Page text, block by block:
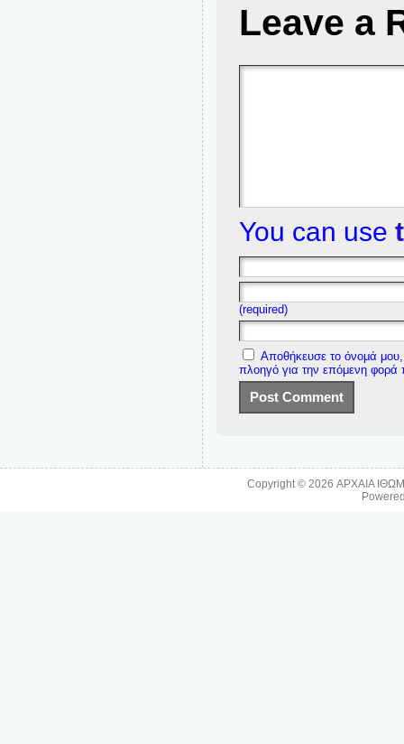
Leave a
You can use
(required)
Αποθήκευσε το όνομά μου,
πλοηγό για την επόμενη
Copyright © 2026ΑΡΧΑΙΑ